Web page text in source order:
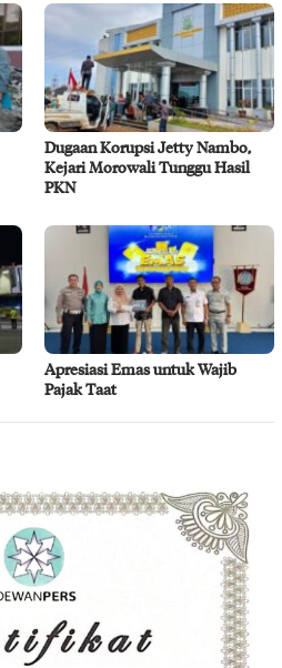
Dugaan Korupsi Jetty Nambo,
Kejari Morowali Tunggu Hasil
PKN
Apresiasi Emas untuk Wajib
Pajak Taat